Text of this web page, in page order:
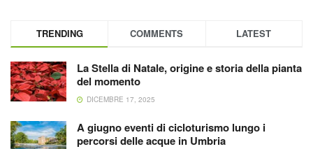
TRENDING COMMENTS LATEST
La Stella di Natale, origine e storia della pianta
del momento
DICEMBRE 17, 2025
A giugno eventi di cicloturismo lungo i
percorsi delle acque in Umbria